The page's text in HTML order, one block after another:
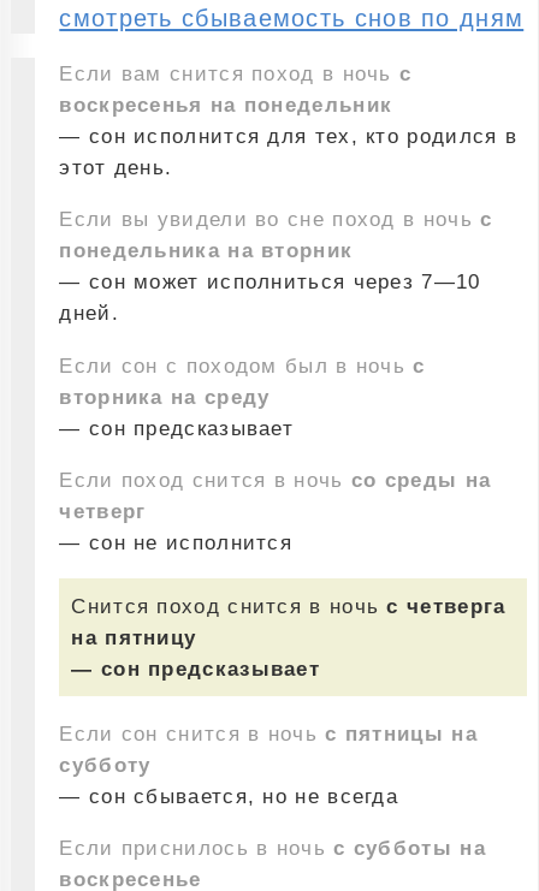
смотреть сбываемость снов по дням
Если вам снится поход в ночьс
воскресенья на понедельник
— сон исполнится для тех, кто родился в
этот день.
Если вы увидели во сне поход в ночьс
понедельника на вторник
— сон может исполниться через 7—10
дней.
Если сон с походом был в ночьс
вторника на среду
— сон предсказывает
Если поход снится в ночь со среды на
четверг
— сон не исполнится
Снится поход снится в ночьс четверга
на пятницу
— сон предсказывает
Если сон снится в ночьс пятницы на
субботу
— сон сбывается, но не всегда
Если приснилось в ночьс субботы на
воскресенье